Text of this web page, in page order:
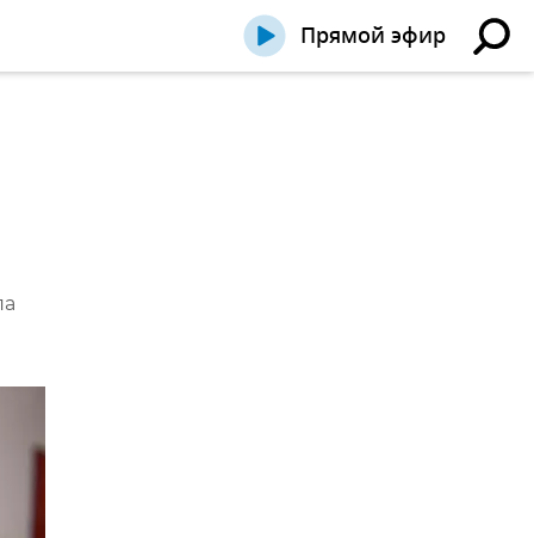
Прямой эфир